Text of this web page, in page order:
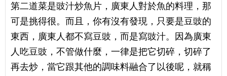
第二道菜是豉汁炒魚片，廣東人對於魚的料理，那
可是挑得很。而且，你有沒有發現，只要是豆豉的
東西，廣東人都不寫豆豉，而是寫豉汁。因為廣東
人吃豆豉，不管做什麼，一律是把它切碎，切碎了
再去炒，當它跟其他的調味料融合了以後呢，就稱